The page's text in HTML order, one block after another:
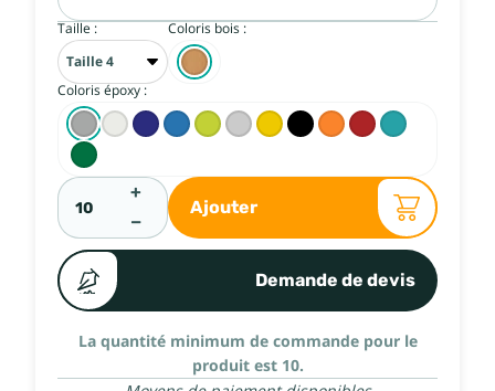
Taille : Coloris bois :
Coloris époxy :
+
−
Ajouter
Demande de devis
La quantité minimum de commande pour le
produit est 10.